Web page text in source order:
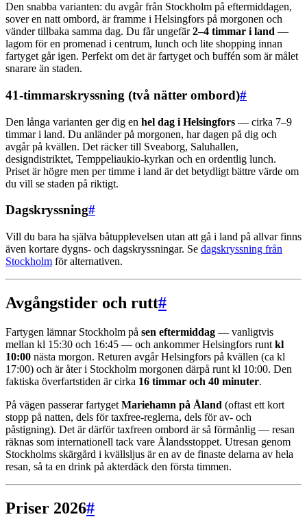
Den snabba varianten: du avgår från Stockholm på eftermiddagen,
sover en natt ombord, är framme i Helsingfors på morgonen och
vänder tillbaka samma dag. Du får ungefär2–4 timmar i land —
lagom för en promenad i centrum, lunch och lite shopping innan
fartyget går igen. Perfekt om det är fartyget och buffén som är målet
snarare än staden.
41-timmarskryssning (två nätter ombord)#
Den långa varianten ger dig en hel dag i Helsingfors — cirka 7–9
timmar i land. Du anländer på morgonen, har dagen på dig och
avgår på kvällen. Det räcker till Sveaborg, Saluhallen,
designdistriktet, Temppeliaukio-kyrkan och en ordentlig lunch.
Priset är högre men per timme i land är det betydligt bättre värde om
du vill se staden på riktigt.
Dagskryssning#
Vill du bara ha själva båtupplevelsen utan att gå i land på allvar finns
även kortare dygns- och dagskryssningar. Se dagskryssning från
Stockholm för alternativen.
Avgångstider och rutt#
Fartygen lämnar Stockholm på sen eftermiddag — vanligtvis
mellan kl 15:30 och 16:45 — och ankommer Helsingfors runt kl
10:00 nästa morgon. Returen avgår Helsingfors på kvällen (ca kl
17:00) och är åter i Stockholm morgonen därpå runt kl 10:00. Den
faktiska överfartstiden är cirka 16 timmar och 40 minuter.
På vägen passerar fartyget Mariehamn på Åland (oftast ett kort
stopp på natten, dels för taxfree-reglerna, dels för av- och
påstigning). Det är därför taxfreen ombord är så förmånlig — resan
räknas som internationell tack vare Ålandsstoppet. Utresan genom
Stockholms skärgård i kvällsljus är en av de finaste delarna av hela
resan, så ta en drink på akterdäck den första timmen.
Priser 2026#